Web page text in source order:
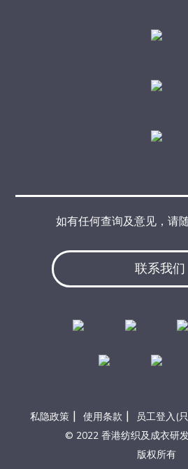
联系我们
如有任何查询及意见，请
私隐政策 | 使用条款 | 员工登入(
© 2022 香港纺织及成衣研
版权所有